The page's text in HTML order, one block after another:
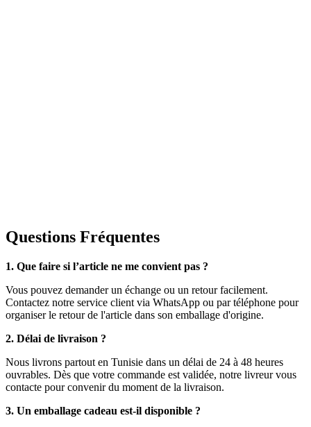
Questions Fréquentes
1. Que faire si l’article ne me convient pas ?
Vous pouvez demander un échange ou un retour facilement.
Contactez notre service client via WhatsApp ou par téléphone pour
organiser le retour de l'article dans son emballage d'origine.
2. Délai de livraison ?
Nous livrons partout en Tunisie dans un délai de 24 à 48 heures
ouvrables. Dès que votre commande est validée, notre livreur vous
contacte pour convenir du moment de la livraison.
3. Un emballage cadeau est-il disponible ?